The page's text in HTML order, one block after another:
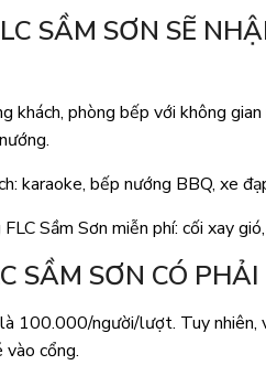
SẦM SƠN SẼ
khách, phòng bếp với không
karaoke, bếp nướng BBQ, xe
Sầm Sơn miễn phí: cối xay
SẦM SƠN CÓ
100.000/người/lượt. Tuy nhiên,
vào cổng.